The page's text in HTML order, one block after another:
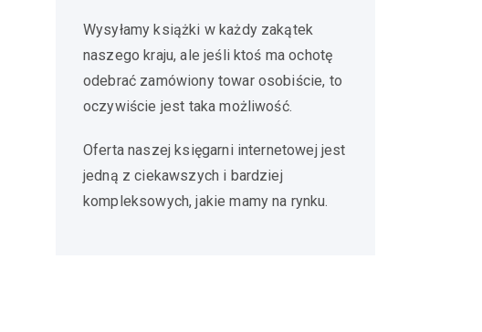
Wysyłamy książki w każdy zakątek
naszego kraju, ale jeśli ktoś ma ochotę
odebrać zamówiony towar osobiście, to
oczywiście jest taka możliwość.
Oferta naszej księgarni internetowej jest
jedną z ciekawszych i bardziej
kompleksowych, jakie mamy na rynku.